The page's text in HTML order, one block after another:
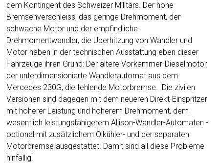
dem Kontingent des Schweizer Militärs. Der hohe
Bremsenverschleiss, das geringe Drehmoment, der
schwache Motor und der empfindliche
Drehmomentwandler, die Überhitzung von Wandler und
Motor haben in der technischen Ausstattung eben dieser
Fahrzeuge ihren Grund: Der ältere Vorkammer-Dieselmotor,
der unterdimensionierte Wandlerautomat aus dem
Mercedes 230G, die fehlende Motorbremse. Die zivilen
Versionen sind dagegen mit dem neueren Direkt-Einspritzer
mit höherer Leistung und höherem Drehmoment, dem
wesentlich leistungsfähigerem Allison-Wandler-Automaten -
optional mit zusätzlichem Ölkühler- und der separaten
Motorbremse ausgestattet. Damit sind all diese Probleme
hinfällig!